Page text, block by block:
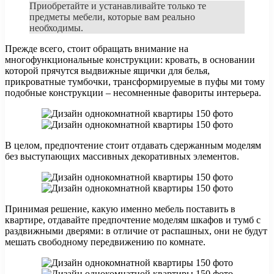
Приобретайте и устанавливайте только те
предметы мебели, которые вам реально
необходимы.
Прежде всего, стоит обращать внимание на
многофункциональные конструкции: кровать, в основании
которой прячутся выдвижные ящички для белья,
прикроватные тумбочки, трансформируемые в пуфы ми тому
подобные конструкции – несомненные фавориты интерьера.
В целом, предпочтение стоит отдавать сдержанным моделям
без выступающих массивных декоративных элементов.
Принимая решение, какую именно мебель поставить в
квартире, отдавайте предпочтение моделям шкафов и тумб с
раздвижными дверями: в отличие от распашных, они не будут
мешать свободному передвижению по комнате.